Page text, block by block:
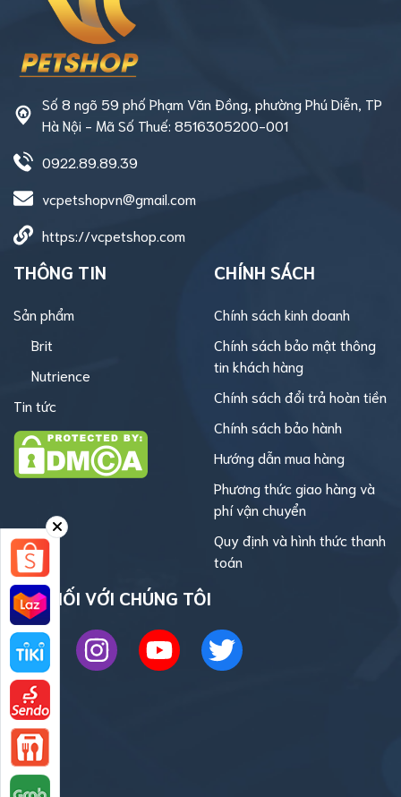
Số 8 ngõ 59 phố Phạm Văn Đồng, phường Phú Diễn, TP
Hà Nội - Mã Số Thuế: 8516305200-001
0922.89.89.39
vcpetshopvn@gmail.com
https://vcpetshop.com
THÔNG TIN
Sản phẩm
Brit
Nutrience
Tin tức
CHÍNH SÁCH
Chính sách kinh doanh
Chính sách bảo mật thông
tin khách hàng
Chính sách đổi trả hoàn tiền
Chính sách bảo hành
Hướng dẫn mua hàng
Phương thức giao hàng và
phí vận chuyển
Quy định và hình thức thanh
toán
KẾT NỐI VỚI CHÚNG TÔI